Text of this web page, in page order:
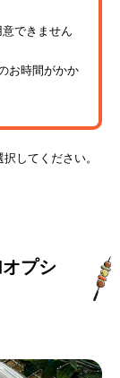
できません
お時間がかか
してください。
プシ